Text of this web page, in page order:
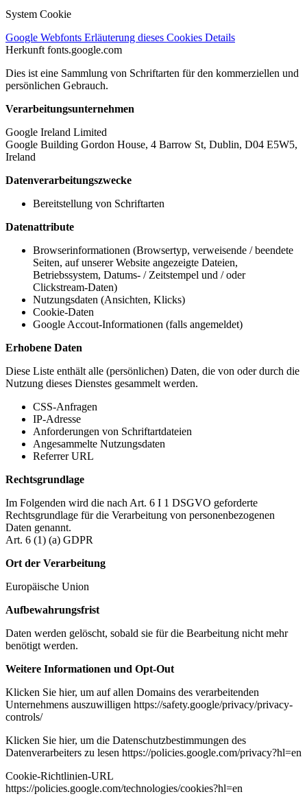
System Cookie
Google Webfonts Erläuterung dieses Cookies Details
Herkunft fonts.google.com
Dies ist eine Sammlung von Schriftarten für den kommerziellen und
persönlichen Gebrauch.
Verarbeitungsunternehmen
Google Ireland Limited
Google Building Gordon House, 4 Barrow St, Dublin, D04 E5W5,
Ireland
Datenverarbeitungszwecke
Bereitstellung von Schriftarten
Datenattribute
Browserinformationen (Browsertyp, verweisende / beendete
Seiten, auf unserer Website angezeigte Dateien,
Betriebssystem, Datums- / Zeitstempel und / oder
Clickstream-Daten)
Nutzungsdaten (Ansichten, Klicks)
Cookie-Daten
Google Accout-Informationen (falls angemeldet)
Erhobene Daten
Diese Liste enthält alle (persönlichen) Daten, die von oder durch die
Nutzung dieses Dienstes gesammelt werden.
CSS-Anfragen
IP-Adresse
Anforderungen von Schriftartdateien
Angesammelte Nutzungsdaten
Referrer URL
Rechtsgrundlage
Im Folgenden wird die nach Art. 6 I 1 DSGVO geforderte
Rechtsgrundlage für die Verarbeitung von personenbezogenen
Daten genannt.
Art. 6 (1) (a) GDPR
Ort der Verarbeitung
Europäische Union
Aufbewahrungsfrist
Daten werden gelöscht, sobald sie für die Bearbeitung nicht mehr
benötigt werden.
Weitere Informationen und Opt-Out
Klicken Sie hier, um auf allen Domains des verarbeitenden
Unternehmens auszuwilligen https://safety.google/privacy/privacy-
controls/
Klicken Sie hier, um die Datenschutzbestimmungen des
Datenverarbeiters zu lesen https://policies.google.com/privacy?hl=en
Cookie-Richtlinien-URL
https://policies.google.com/technologies/cookies?hl=en